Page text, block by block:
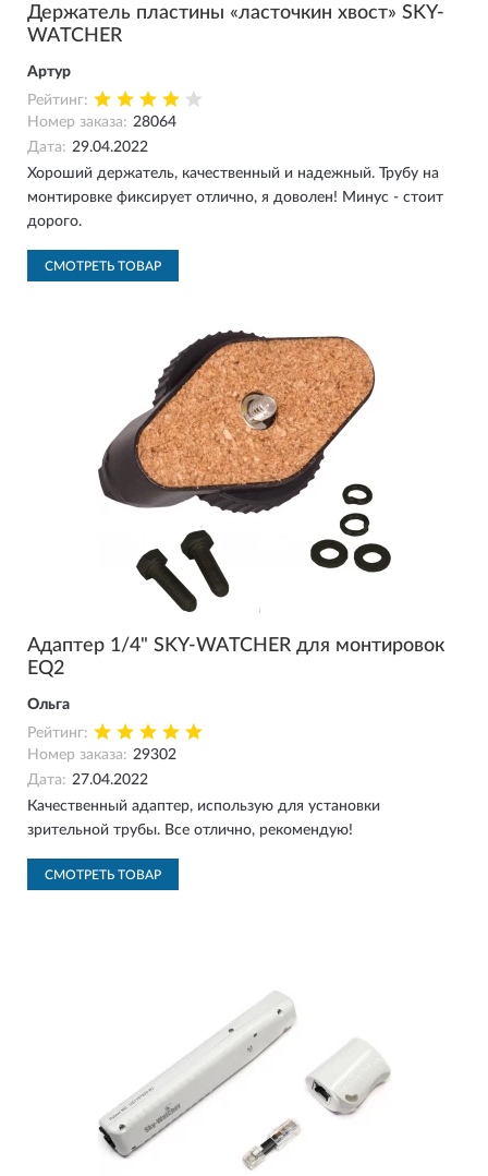
Держатель пластины «ласточкин хвост» SKY-
WATCHER
Артур
Рейтинг:
Номер заказа: 28064
Дата: 29.04.2022
Хороший держатель, качественный и надежный. Трубу на
монтировке фиксирует отлично, я доволен! Минус - стоит
дорого.
СМОТРЕТЬ ТОВАР
Адаптер 1/4" SKY-WATCHER для монтировок
EQ2
Ольга
Рейтинг:
Номер заказа: 29302
Дата: 27.04.2022
Качественный адаптер, использую для установки
зрительной трубы. Все отлично, рекомендую!
СМОТРЕТЬ ТОВАР